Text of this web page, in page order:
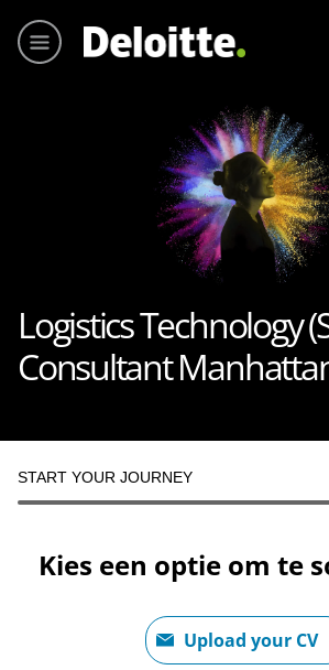
Logistics Technology
Consultant
START YOUR JOURNEY
Kies een optie om te
Upload your CV